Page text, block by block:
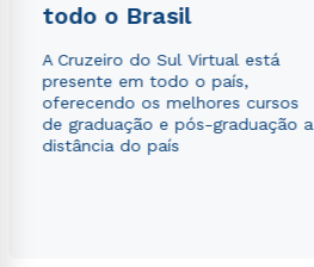
todo o Brasil
A Cruzeiro do Sul Virtual está
presente em todo o país,
oferecendo os melhores cursos
de graduação e pós-graduação a
distância do país